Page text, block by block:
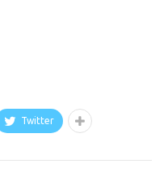
Twitter